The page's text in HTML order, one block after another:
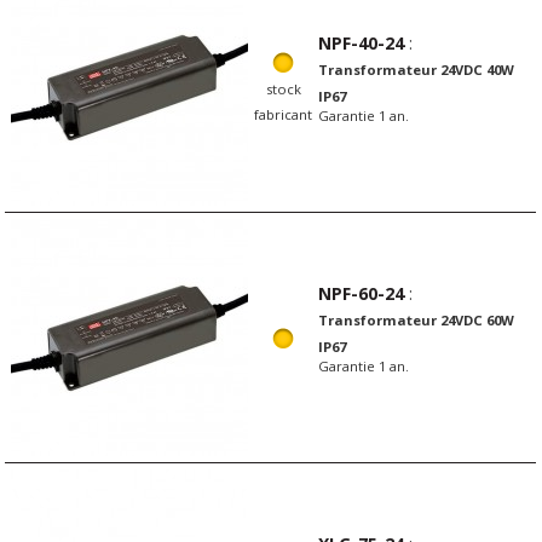
stock
fabricant
NPF-40-24:
Transformateur 24VDC 40W
IP67
Garantie 1 an.
NPF-60-24:
Transformateur 24VDC 60W
IP67
Garantie 1 an.